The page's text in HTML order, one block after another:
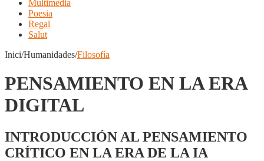
Multimèdia
Poesia
Regal
Salut
Inici/Humanidades/Filosofía
PENSAMIENTO EN LA ERA
DIGITAL
INTRODUCCIÓN AL PENSAMIENTO
CRÍTICO EN LA ERA DE LA IA